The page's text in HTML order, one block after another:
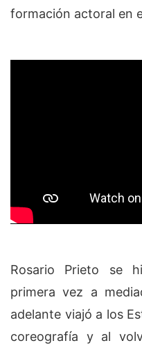
formación actoral en
Rosario Prieto se
primera vez a
adelante viajó a los
coreografía y al